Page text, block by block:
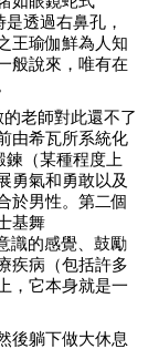
透過右鼻孔，
王瑜伽鮮為人知
般說來，唯有在
老師對此還不了
由希瓦所系統化
鍊（某種程度上
勇氣和勇敢以及
於男性。第二個
基舞
識的感覺、鼓勵
疾病（包括許多
，它本身就是一
後躺下做大休息